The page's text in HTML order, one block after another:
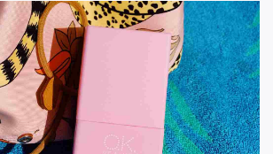
месяц. Теперьэтот шиммер
за честные и детальные